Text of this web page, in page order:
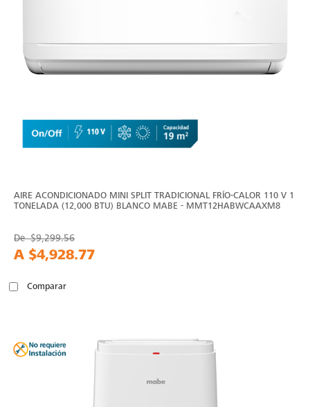
AIRE ACONDICIONADO MINI SPLIT TRADICIONAL FRÍO-CALOR 110 V 1
TONELADA (12,000 BTU) BLANCO MABE - MMT12HABWCAAXM8
De$9,299.56
A $4,928.77
Comparar